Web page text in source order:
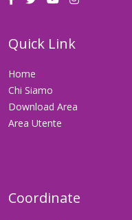
Quick Link
Home
Chi Siamo
Download Area
Area Utente
Coordinate